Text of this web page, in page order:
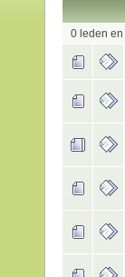
0 leden en